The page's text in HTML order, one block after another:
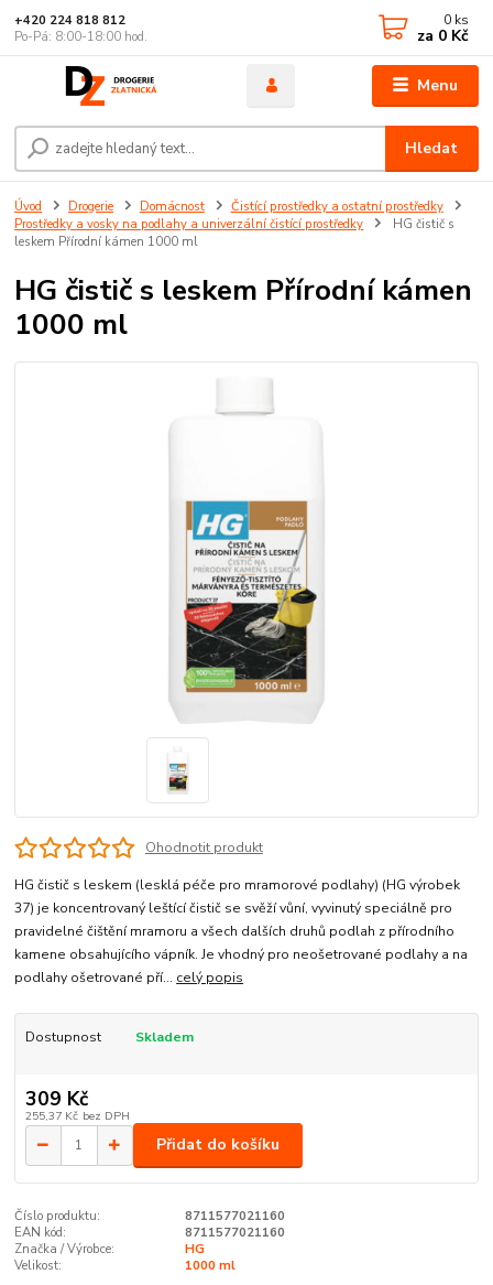
Menu
Hledat
+420 224 818 812
Po-Pá: 8:00-18:00 hod.
0 ks
za 0 Kč
Úvod Drogerie Domácnost
Čistící prostředky a ostatní prostředky
Prostředky a vosky na podlahy a univerzální čistící prostředky
HG čistič s
leskem Přírodní kámen 1000 ml
HG čistič s leskem Přírodní kámen
1000 ml
Ohodnotit produkt
HG čistič s leskem (lesklá péče pro mramorové podlahy) (HG výrobek
37) je koncentrovaný leštící čistič se svěží vůní, vyvinutý speciálně pro
pravidelné čištění mramoru a všech dalších druhů podlah z přírodního
kamene obsahujícího vápník. Je vhodný pro neošetrované podlahy a na
podlahy ošetrované pří... celý popis
Dostupnost Skladem
309 Kč
255,37 Kč bez DPH
Přidat do košíku
Číslo produktu:
8711577021160
EAN kód:
8711577021160
Značka / Výrobce:
HG
Velikost:
1000 ml